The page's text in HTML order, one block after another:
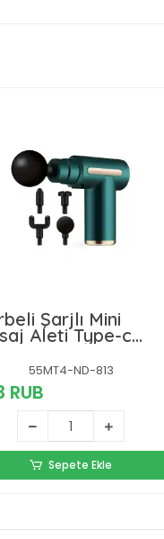
Şarjlı Mini
Aleti Type-c
| 6 Kademeli |
| Sporcu Masaj
55MT4-ND-813
RUB
Sepete Ekle